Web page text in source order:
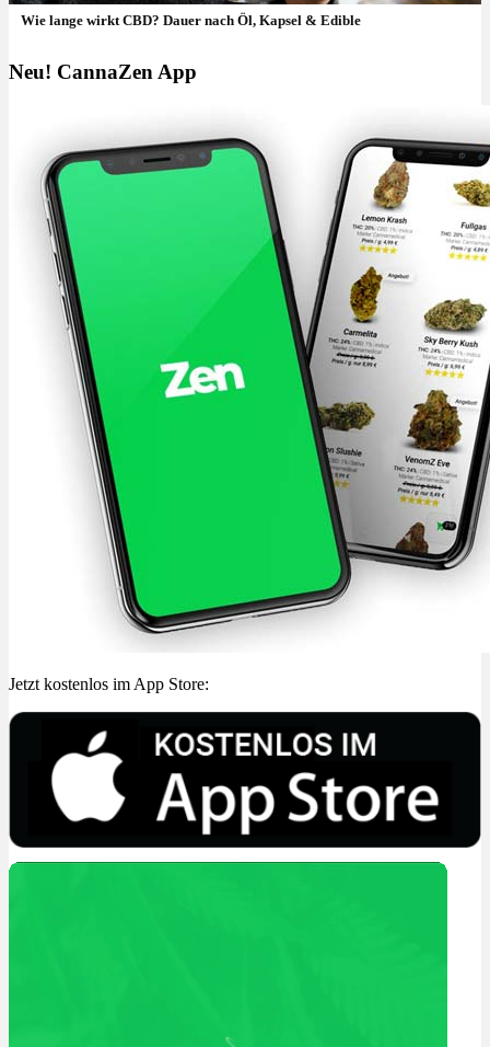
Wie lange wirkt CBD? Dauer nach Öl, Kapsel & Edible
Neu! CannaZen App
Jetzt kostenlos im App Store: